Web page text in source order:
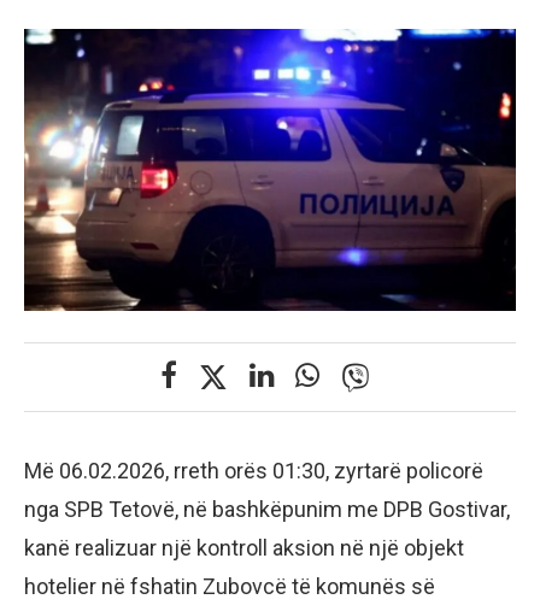
Më 06.02.2026, rreth orës 01:30, zyrtarë policorë
nga SPB Tetovë, në bashkëpunim me DPB Gostivar,
kanë realizuar një kontroll aksion në një objekt
hotelier në fshatin Zubovcë të komunës së